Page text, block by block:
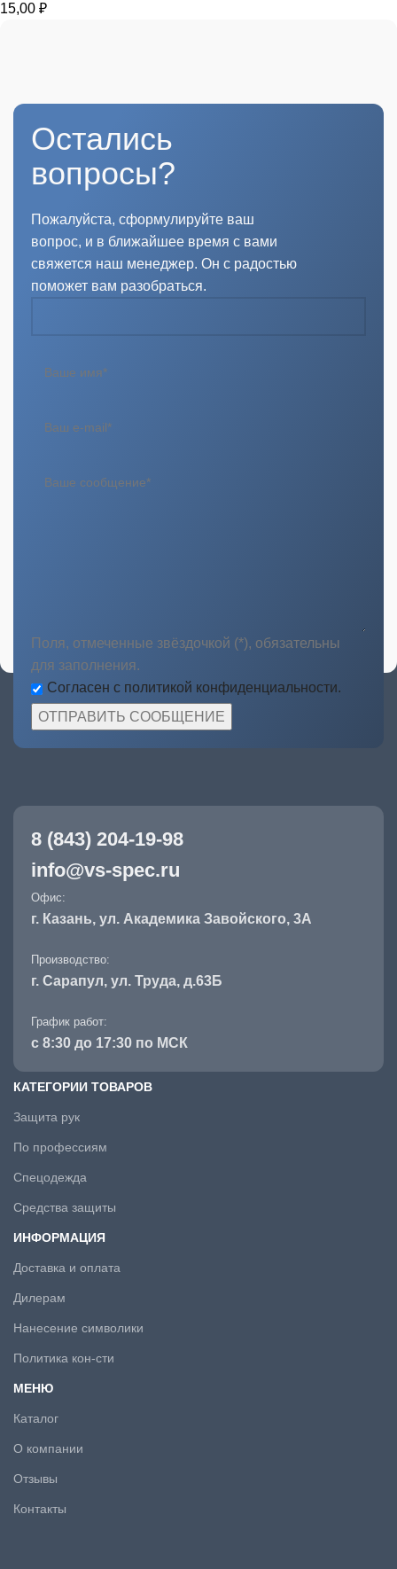
15,00 ₽
Остались
вопросы?
Пожалуйста, сформулируйте ваш
вопрос, и в ближайшее время с вами
свяжется наш менеджер. Он с радостью
поможет вам разобраться.
Поля, отмеченные звёздочкой (*), обязательны
для заполнения.
Согласен с политикой конфиденциальности.
КАТЕГОРИИ ТОВАРОВ
Защита рук
По профессиям
Спецодежда
Средства защиты
ИНФОРМАЦИЯ
Доставка и оплата
Дилерам
Нанесение символики
Политика кон-сти
МЕНЮ
Каталог
О компании
Отзывы
Контакты
8 (843) 204-19-98
info@vs-spec.ru
Офис:
г. Казань, ул. Академика Завойского, 3А
Производство:
г. Сарапул, ул. Труда, д.63Б
График работ:
с 8:30 до 17:30 по МСК